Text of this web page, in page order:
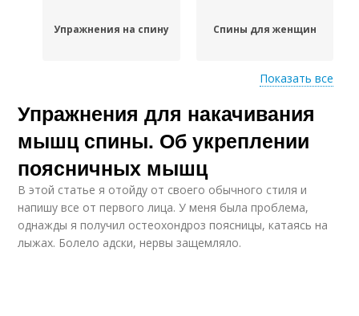
Упражнения на спину Спины для женщин
Упражнения для
спины
Показать все
Упражнения для накачивания
мышц спины. Об укреплении
поясничных мышц
В этой статье я отойду от своего обычного стиля и
напишу все от первого лица. У меня была проблема,
однажды я получил остеохондроз поясницы, катаясь на
лыжах. Болело адски, нервы защемляло.